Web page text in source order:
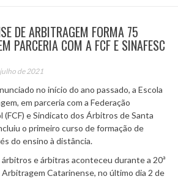
DE ARBITRAGEM FORMA 75
PARCERIA COM A FCF E SINAFESC
de 2021
no início do ano passado, a Escola
em parceria com a Federação
e Sindicato dos Árbitros de Santa
o primeiro curso de formação de
do ensino à distância.
e árbitras aconteceu durante a 20ª
Arbitragem Catarinense, no último dia 2 de